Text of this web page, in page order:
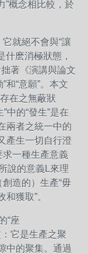
”概念相比較，於
就絕不會與“讓
什麽消極狀態，
著《演講與論文
和“意願”。本文
在之無蔽狀
中的“發生”是在
兩者之統一中的
產生一切自行澄
一種生產意義
說的意義L來理
造的）生產“毋
獲取”。
“座
它是生產之聚
中的聚集。通過